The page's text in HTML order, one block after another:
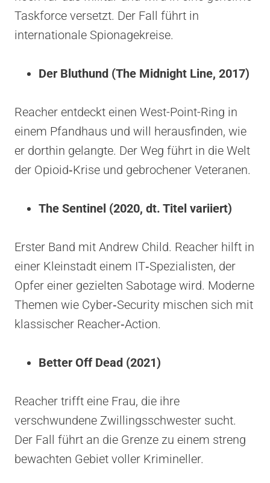
Taskforce versetzt. Der Fall führt in
internationale Spionagekreise.
Der Bluthund (The Midnight Line, 2017)
Reacher entdeckt einen West-Point-Ring in
einem Pfandhaus und will herausfinden, wie
er dorthin gelangte. Der Weg führt in die Welt
der Opioid‑Krise und gebrochener Veteranen.
The Sentinel (2020, dt. Titel variiert)
Erster Band mit Andrew Child. Reacher hilft in
einer Kleinstadt einem IT‑Spezialisten, der
Opfer einer gezielten Sabotage wird. Moderne
Themen wie Cyber‑Security mischen sich mit
klassischer Reacher‑Action.
Better Off Dead (2021)
Reacher trifft eine Frau, die ihre
verschwundene Zwillingsschwester sucht.
Der Fall führt an die Grenze zu einem streng
bewachten Gebiet voller Krimineller.